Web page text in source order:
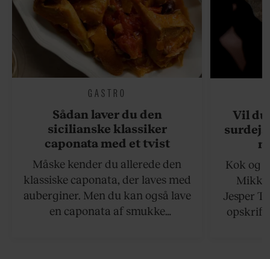
GASTRO
Sådan laver du den
sicilianske klassiker
caponata med et tvist
Måske kender du allerede den
klassiske caponata, der laves med
auberginer. Men du kan også lave
en caponata af smukke
Vil du
Kok og
Jesper
opskrift